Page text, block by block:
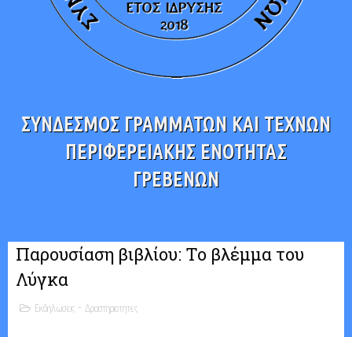
ΣΥΝΔΕΣΜΟΣ ΓΡΑΜΜΑΤΩΝ ΚΑΙ ΤΕΧΝΩΝ
ΠΕΡΙΦΕΡΕΙΑΚΗΣ ΕΝΟΤΗΤΑΣ
ΓΡΕΒΕΝΩΝ
Παρουσίαση βιβλίου: Το βλέμμα του
Λύγκα
Εκδηλωσεις - Δραστηριοτητες